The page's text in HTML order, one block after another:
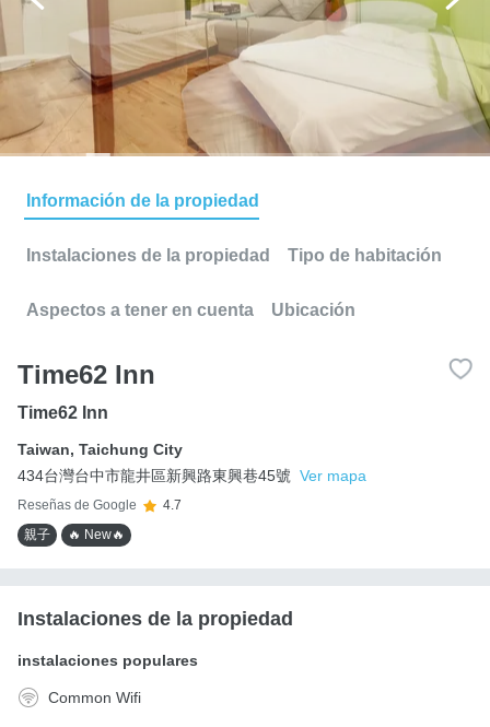
Información de la propiedad
Instalaciones de la propiedad Tipo de habitación
Aspectos a tener en cuenta Ubicación
Time62 Inn
Time62 Inn
Taiwan, Taichung City
434台灣台中市龍井區新興路東興巷45號 Ver mapa
Reseñas de Google
4.7
親子
🔥 New🔥
Instalaciones de la propiedad
instalaciones populares
Common Wifi